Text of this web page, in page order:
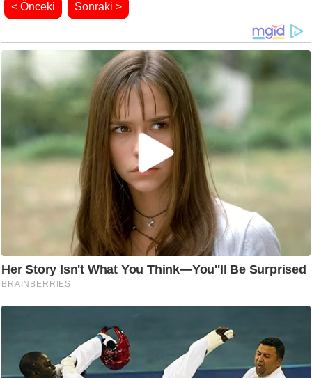
< Önceki Sonraki >